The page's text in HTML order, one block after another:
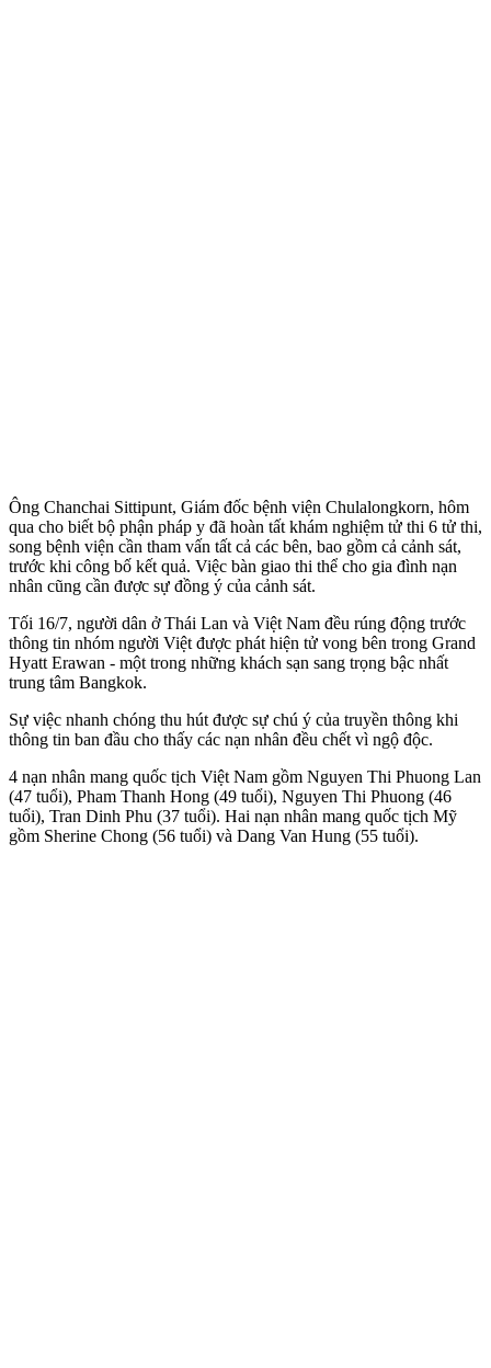
Ông Chanchai Sittipunt, Giám đốc bệnh viện Chulalongkorn, hôm
qua cho biết bộ phận pháp y đã hoàn tất khám nghiệm t‌ử th‌i 6 t‌ử th‌i,
song bệnh viện cần tham vấn tất cả các bên, bao gồm cả cảnh sát,
trước khi công bố kết quả. Việc bàn giao th‌i th‌ể cho gia đình nạn
nhân cũng cần được sự đồng ý của cảnh sát.
Tối 16/7, người dân ở Thái Lan và Việt Nam đều rúng động trước
thông tin nhóm người Việt được phát hiện t‌ử von‌g bên trong Grand
Hyatt Erawan - một trong những khách sạn sang trọng bậc nhất
trung tâm Bangkok.
Sự việc nhanh chóng thu hút được sự chú ý của truyền thông khi
thông tin ban đầu cho thấy các nạn nhân đều chết vì ngộ độc.
4 nạn nhân mang quốc tịch Việt Nam gồm Nguyen Thi Phuong Lan
(47 tuổi), Pham Thanh Hong (49 tuổi), Nguyen Thi Phuong (46
tuổi), Tran Dinh Phu (37 tuổi). Hai nạn nhân mang quốc tịch Mỹ
gồm Sherine Chong (56 tuổi) và Dang Van Hung (55 tuổi).